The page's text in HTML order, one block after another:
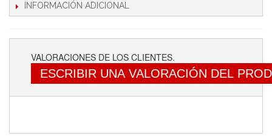
INFORMACIÓN ADICIONAL
VALORACIONES DE LOS CLIENTES.
ESCRIBIR UNA VALORACIÓN DEL